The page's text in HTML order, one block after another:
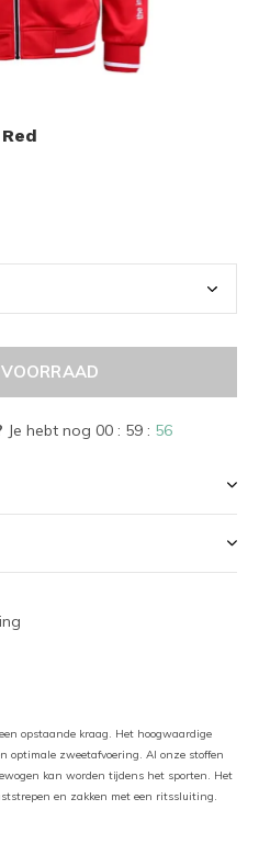
Je hebt nog 00 : 59 : 55
opstaande kraag. Het hoogwaardige
optimale zweetafvoering. Al onze stoffen
kan worden tijdens het sporten. Het
en zakken met een ritssluiting.